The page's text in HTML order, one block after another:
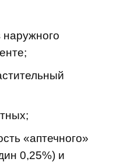
«аптечного»
0,25%) и